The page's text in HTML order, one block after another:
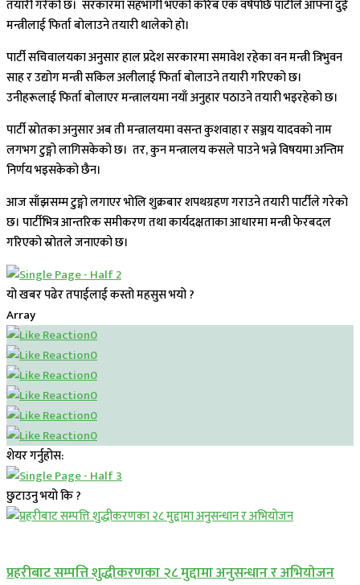
तयारी गरेको छ। सरकारमा सहभागी भएको करिब एक वर्षपछि पार्टीले आफ्ना दुई
मन्त्रीलाई फिर्ता बोलाउने तयारी थालेको हो।
पार्टी सचिवालयका अनुसार हाल प्रदेश सरकारमा समावेश रहेका वन मन्त्री त्रिभुवन
साह र उद्योग मन्त्री सकिल अलीलाई फिर्ता बोलाउने तयारी गरिएको छ।
उनीहरूलाई फिर्ता बोलाएर मन्त्रालयमा नयाँ अनुहार पठाउने तयारी भइरहेको छ।
पार्टी स्रोतका अनुसार अब ती मन्त्रालयमा वसन्त कुशवाहा र सञ्जय यादवको नाम
लगभग टुङ्गो लागिसकेको छ। तर, कुन मन्त्रालय कसले पाउने भन्ने विषयमा अन्तिम
निर्णय भइसकेको छैन।
आज साँझसम्म टुङ्गो लगाएर भोलि शुक्रबार शपथग्रहण गराउने तयारी पार्टीले गरेको
छ। पार्टीभित्र आन्तरिक समीकरण तथा कार्यदक्षताका आधारमा मन्त्री फेरबदल
गरिएको स्रोतले जनाएको छ।
यो खबर पढेर तपाईलाई कस्तो महसुस भयो ?
Array
0
0
0
0
0
0
शेयर गर्नुहोस:
छुटाउनु भयो कि ?
प्रहरीबाट सम्पत्ति शुद्धीकरणका २८ मुद्दामा अनुसन्धान र अभियोजन